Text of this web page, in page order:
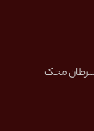
سرطان محک